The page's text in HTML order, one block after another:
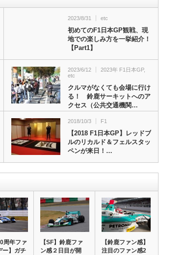
2023/8/31 etc
初めてのF1日本GP観戦、現
地での楽しみ方を一挙紹介！
【Part1】
2023/6/12 2023年 F1日本GP,
etc
クルマがなくても会場に行け
る！ 鈴鹿サーキットへのア
クセス（公共交通機関…
2018/10/3 F1
【2018 F1日本GP】レッドブ
ルのリカルド＆フェルスタッ
ペンが来日！…
周年ファ
ー】ガチ
【SF】鈴鹿ファ
ン感２日目が開
【鈴鹿ファン感】
注目のファン感2